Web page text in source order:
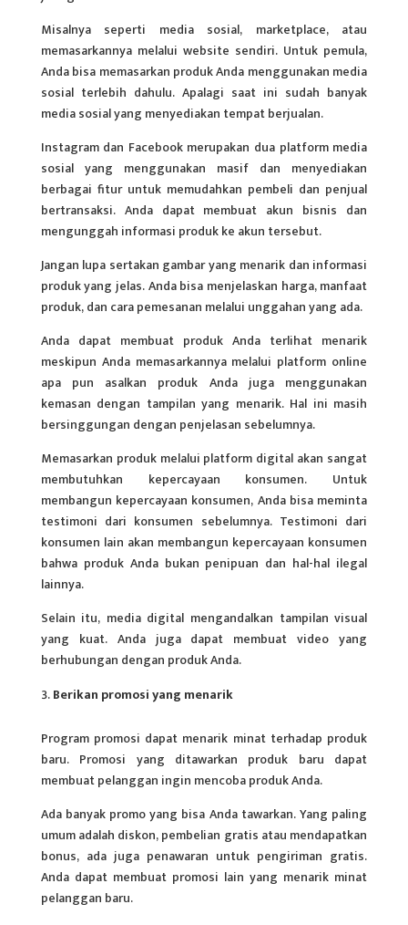
Misalnya seperti media sosial, marketplace, atau
memasarkannya melalui website sendiri. Untuk pemula,
Anda bisa memasarkan produk Anda menggunakan media
sosial terlebih dahulu. Apalagi saat ini sudah banyak
media sosial yang menyediakan tempat berjualan.
Instagram dan Facebook merupakan dua platform media
sosial yang menggunakan masif dan menyediakan
berbagai fitur untuk memudahkan pembeli dan penjual
bertransaksi. Anda dapat membuat akun bisnis dan
mengunggah informasi produk ke akun tersebut.
Jangan lupa sertakan gambar yang menarik dan informasi
produk yang jelas. Anda bisa menjelaskan harga, manfaat
produk, dan cara pemesanan melalui unggahan yang ada.
Anda dapat membuat produk Anda terlihat menarik
meskipun Anda memasarkannya melalui platform online
apa pun asalkan produk Anda juga menggunakan
kemasan dengan tampilan yang menarik. Hal ini masih
bersinggungan dengan penjelasan sebelumnya.
Memasarkan produk melalui platform digital akan sangat
membutuhkan kepercayaan konsumen. Untuk
membangun kepercayaan konsumen, Anda bisa meminta
testimoni dari konsumen sebelumnya. Testimoni dari
konsumen lain akan membangun kepercayaan konsumen
bahwa produk Anda bukan penipuan dan hal-hal ilegal
lainnya.
Selain itu, media digital mengandalkan tampilan visual
yang kuat. Anda juga dapat membuat video yang
berhubungan dengan produk Anda.
Berikan promosi yang menarik
Program promosi dapat menarik minat terhadap produk
baru. Promosi yang ditawarkan produk baru dapat
membuat pelanggan ingin mencoba produk Anda.
Ada banyak promo yang bisa Anda tawarkan. Yang paling
umum adalah diskon, pembelian gratis atau mendapatkan
bonus, ada juga penawaran untuk pengiriman gratis.
Anda dapat membuat promosi lain yang menarik minat
pelanggan baru.